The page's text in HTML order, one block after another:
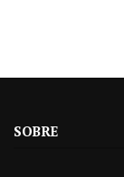
SOBRE